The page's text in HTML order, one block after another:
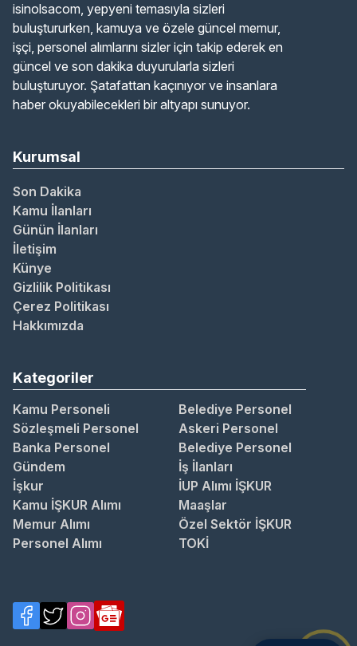
isinolsacom, yepyeni temasıyla sizleri
buluştururken, kamuya ve özele güncel memur,
işçi, personel alımlarını sizler için takip ederek en
güncel ve son dakika duyurularla sizleri
buluşturuyor. Şatafattan kaçınıyor ve insanlara
haber okuyabilecekleri bir altyapı sunuyor.
Kurumsal
Son Dakika
Kamu İlanları
Günün İlanları
İletişim
Künye
Gizlilik Politikası
Çerez Politikası
Hakkımızda
Kategoriler
Kamu Personeli
Belediye Personel
Sözleşmeli Personel
Askeri Personel
Banka Personel
Belediye Personel
Gündem
İş İlanları
İşkur
İUP Alımı İŞKUR
Kamu İŞKUR Alımı
Maaşlar
Memur Alımı
Özel Sektör İŞKUR
Personel Alımı
TOKİ